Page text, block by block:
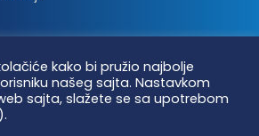
2026. Sva prava zadržana.
kako bi pružio najbolje
našeg sajta. Nastavkom
sajta, slažete se sa upotrebom